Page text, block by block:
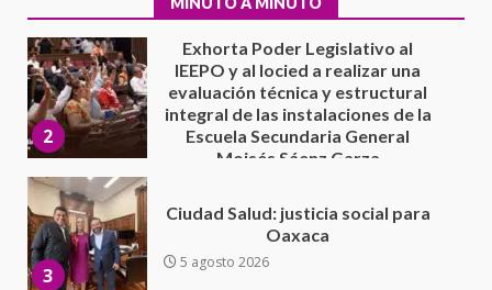
Moisés Sáenz Garza
5 agosto 2026
3
Ciudad Salud: justicia social para
Oaxaca
5 agosto 2026
4
con el Gobernador Salomón Jara
Cruz reafirma la consolidación
de la transformación en